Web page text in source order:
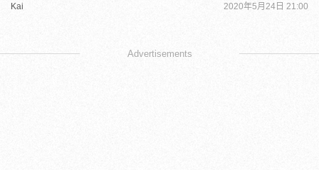
Kai 2020年5月24日 21:00
Advertisements